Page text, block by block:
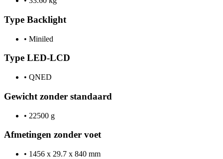
Type Backlight
• Miniled
Type LED-LCD
• QNED
Gewicht zonder standaard
• 22500 g
Afmetingen zonder voet
• 1456 x 29.7 x 840 mm